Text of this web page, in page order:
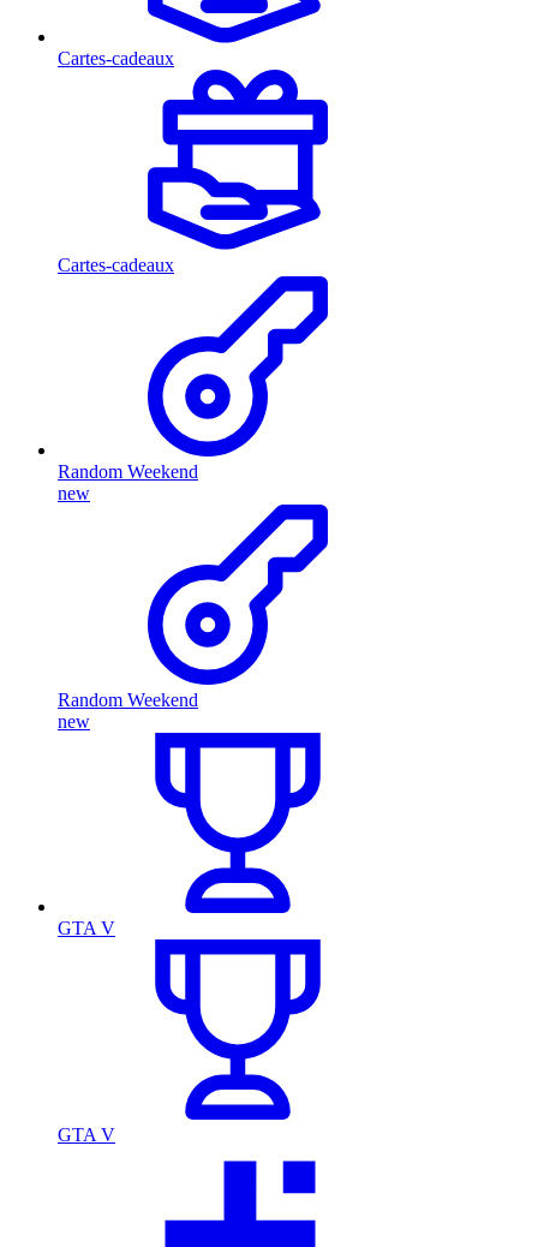
Cartes-cadeaux
Cartes-cadeaux
Random Weekend
new
Random Weekend
new
GTA V
GTA V